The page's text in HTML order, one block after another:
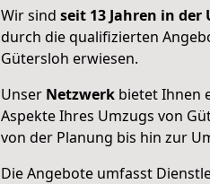
Wir sind seit 13 Jahren in
durch die qualifizierten
Gütersloh erwiesen.
Unser Netzwerk bietet Ihnen
Aspekte Ihres Umzugs von
von der Planung bis hin zur
Die Angebote umfasst